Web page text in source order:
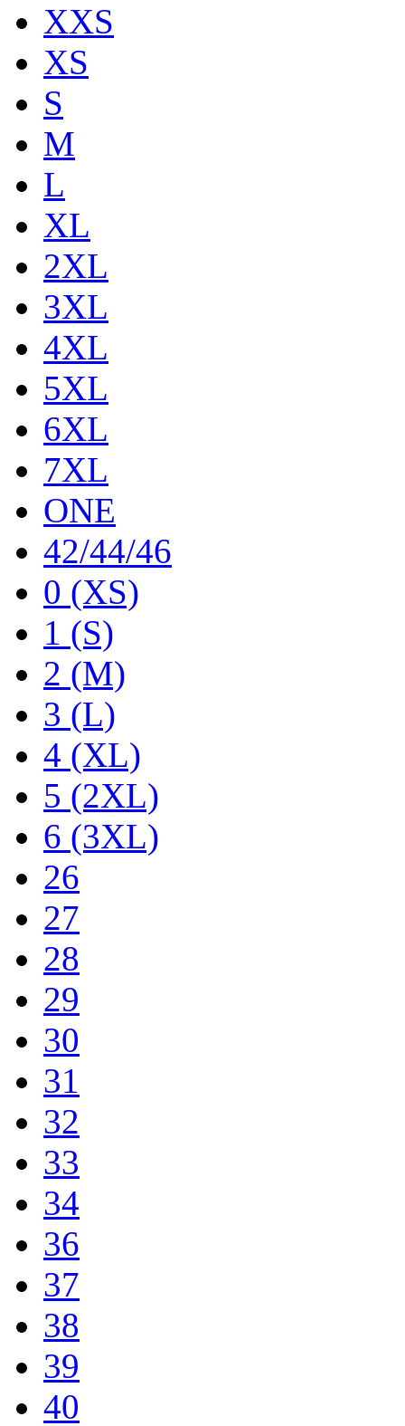
XXS
XS
S
M
L
XL
2XL
3XL
4XL
5XL
6XL
7XL
ONE
42/44/46
0 (XS)
1 (S)
2 (M)
3 (L)
4 (XL)
5 (2XL)
6 (3XL)
26
27
28
29
30
31
32
33
34
36
37
38
39
40